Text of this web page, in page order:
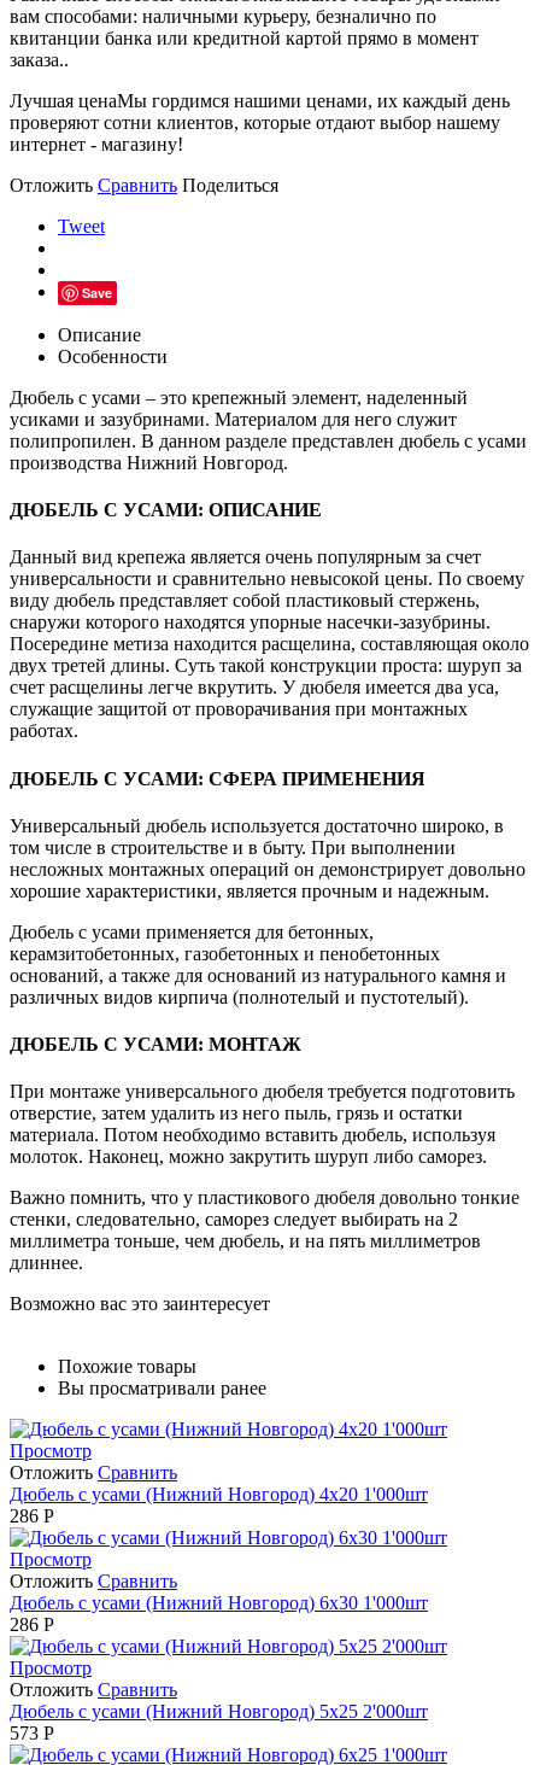
вам способами: наличными курьеру, безналично по
квитанции банка или кредитной картой прямо в момент
заказа..
Лучшая ценаМы гордимся нашими ценами, их каждый день
проверяют сотни клиентов, которые отдают выбор нашему
интернет - магазину!
Отложить Сравнить Поделиться
Tweet
Save
Описание
Особенности
Дюбель с усами – это крепежный элемент, наделенный
усиками и зазубринами. Материалом для него служит
полипропилен. В данном разделе представлен дюбель с усами
производства Нижний Новгород.
ДЮБЕЛЬ С УСАМИ: ОПИСАНИЕ
Данный вид крепежа является очень популярным за счет
универсальности и сравнительно невысокой цены. По своему
виду дюбель представляет собой пластиковый стержень,
снаружи которого находятся упорные насечки-зазубрины.
Посередине метиза находится расщелина, составляющая около
двух третей длины. Суть такой конструкции проста: шуруп за
счет расщелины легче вкрутить. У дюбеля имеется два уса,
служащие защитой от проворачивания при монтажных
работах.
ДЮБЕЛЬ С УСАМИ: СФЕРА ПРИМЕНЕНИЯ
Универсальный дюбель используется достаточно широко, в
том числе в строительстве и в быту. При выполнении
несложных монтажных операций он демонстрирует довольно
хорошие характеристики, является прочным и надежным.
Дюбель с усами применяется для бетонных,
керамзитобетонных, газобетонных и пенобетонных
оснований, а также для оснований из натурального камня и
различных видов кирпича (полнотелый и пустотелый).
ДЮБЕЛЬ С УСАМИ: МОНТАЖ
При монтаже универсального дюбеля требуется подготовить
отверстие, затем удалить из него пыль, грязь и остатки
материала. Потом необходимо вставить дюбель, используя
молоток. Наконец, можно закрутить шуруп либо саморез.
Важно помнить, что у пластикового дюбеля довольно тонкие
стенки, следовательно, саморез следует выбирать на 2
миллиметра тоньше, чем дюбель, и на пять миллиметров
длиннее.
Возможно вас это заинтересует
Похожие товары
Вы просматривали ранее
Просмотр
Отложить Сравнить
Дюбель с усами (Нижний Новгород) 4х20 1'000шт
286 Р
Просмотр
Отложить Сравнить
Дюбель с усами (Нижний Новгород) 6х30 1'000шт
286 Р
Просмотр
Отложить Сравнить
Дюбель с усами (Нижний Новгород) 5х25 2'000шт
573 Р